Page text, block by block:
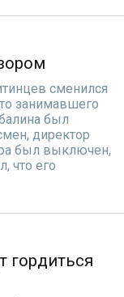
сменился
занимавшего
был
директор
был выключен,
что его
гордиться